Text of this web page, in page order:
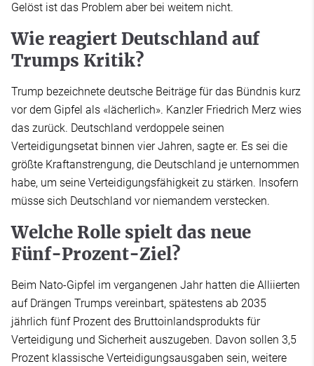
Gelöst ist das Problem aber bei weitem nicht.
Wie reagiert Deutschland auf
Trumps Kritik?
Trump bezeichnete deutsche Beiträge für das Bündnis kurz
vor dem Gipfel als «lächerlich». Kanzler Friedrich Merz wies
das zurück. Deutschland verdoppele seinen
Verteidigungsetat binnen vier Jahren, sagte er. Es sei die
größte Kraftanstrengung, die Deutschland je unternommen
habe, um seine Verteidigungsfähigkeit zu stärken. Insofern
müsse sich Deutschland vor niemandem verstecken.
Welche Rolle spielt das neue
Fünf-Prozent-Ziel?
Beim Nato-Gipfel im vergangenen Jahr hatten die Alliierten
auf Drängen Trumps vereinbart, spätestens ab 2035
jährlich fünf Prozent des Bruttoinlandsprodukts für
Verteidigung und Sicherheit auszugeben. Davon sollen 3,5
Prozent klassische Verteidigungsausgaben sein, weitere